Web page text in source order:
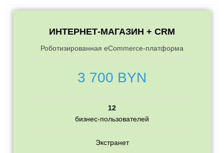
ИНТЕРНЕТ-МАГАЗИН + CRM
Роботизированная eCommerce-платформа
3 700 BYN
12
бизнес-пользователей
Экстранет